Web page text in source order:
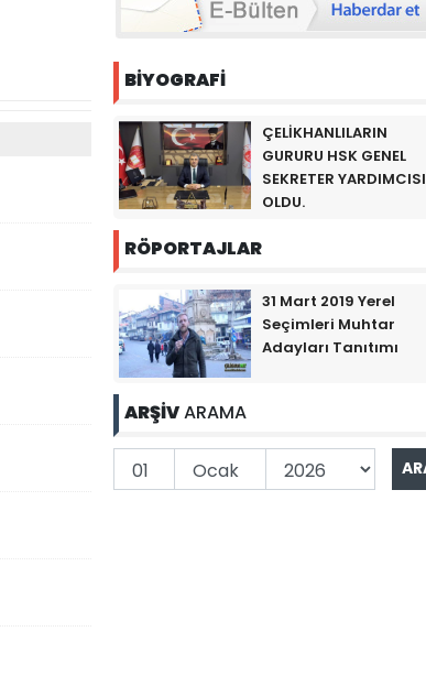
BİYOGRAFİ
ÇELİKHANLILARIN
GURURU HSK GENEL
SEKRETER YARDIMCISI
OLDU.
RÖPORTAJLAR
31 Mart 2019 Yerel
Seçimleri Muhtar
Adayları Tanıtımı
ARŞİVARAMA